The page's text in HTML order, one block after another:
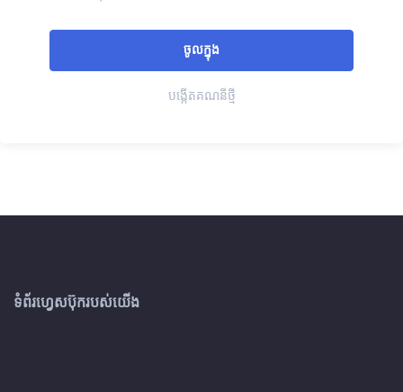
បង្កើតគណនីថ្មី
ទំព័រហ្វេសប៊ុករបស់យើង